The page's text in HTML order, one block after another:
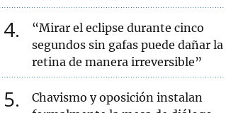
4
“Mirar el eclipse durante cinco
segundos sin gafas puede dañar la
retina de manera irreversible”
5
Chavismo y oposición instalan